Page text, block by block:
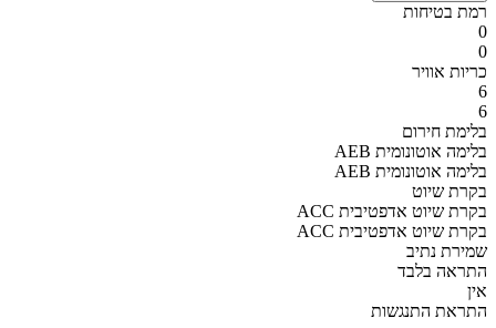
רמת בטיחות
0
0
כריות אוויר
6
6
בלימת חירום
AEB בלימה אוטונומית
AEB בלימה אוטונומית
בקרת שיוט
ACC בקרת שיוט אדפטיבית
ACC בקרת שיוט אדפטיבית
שמירת נתיב
התראה בלבד
אין
התראת התנגשות